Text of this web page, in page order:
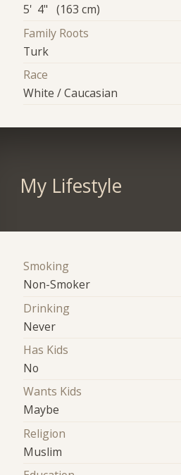
5' 4" (163 cm)
Family Roots
Turk
Race
White / Caucasian
My Lifestyle
Smoking
Non-Smoker
Drinking
Never
Has Kids
No
Wants Kids
Maybe
Religion
Muslim